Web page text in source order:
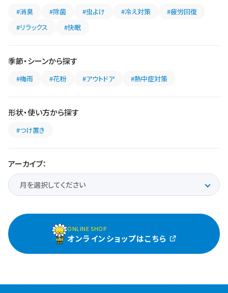
#消臭 #除菌 #虫よけ #冷え対策
#疲労回復
#リラックス
#快眠
季節・シーンから探す
#梅雨 #花粉 #アウトドア #熱中症対策
形状・使い方から探す
#つけ置き
アーカイブ：
ONLINE SHOP
オンラインショップはこちら